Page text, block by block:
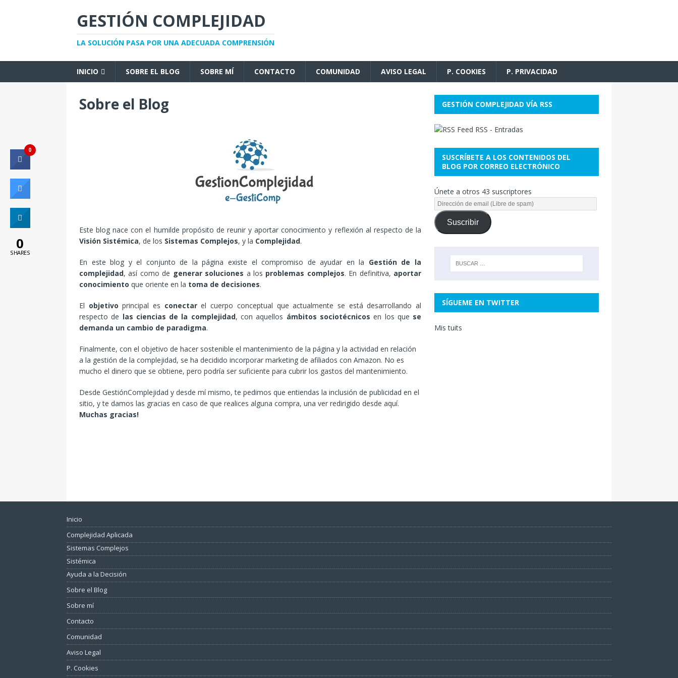
GESTIÓN COMPLEJIDAD
LA SOLUCIÓN PASA POR UNA ADECUADA COMPRENSIÓN
INICIO SOBRE EL BLOG SOBRE MÍ CONTACTO COMUNIDAD AVISO LEGAL P. COOKIES P. PRIVACIDAD
Sobre el Blog
Este blog nace con el humilde propósito de reunir y aportar conocimiento y reflexión al respecto de la
Visión Sistémica, de los Sistemas Complejos, y la Complejidad.
En este blog y el conjunto de la página existe el compromiso de ayudar en la Gestión de la
complejidad, así como de generar soluciones a los problemas complejos. En definitiva, aportar
conocimiento que oriente en la toma de decisiones.
El objetivo principal es conectarel cuerpo conceptual que actualmente se está desarrollando al
respecto de las ciencias de la complejidad, con aquellos ámbitos sociotécnicos en los que se
demanda un cambio de paradigma.
Finalmente, con el objetivo de hacer sostenible el mantenimiento de la página y la actividad en relación
a la gestión de la complejidad, se ha decidido incorporar marketing de afiliados con Amazon. No es
mucho el dinero que se obtiene, pero podría ser suficiente para cubrir los gastos del mantenimiento.
Desde GestiónComplejidad y desde mí mismo, te pedimos que entiendas la inclusión de publicidad en el
sitio, y te damos las gracias en caso de que realices alguna compra, una ver redirigido desde aquí.
Muchas gracias!
GESTIÓN COMPLEJIDAD VÍA RSS
RSS - Entradas
SUSCRÍBETE A LOS CONTENIDOS DEL
BLOG POR CORREO ELECTRÓNICO
Únete a otros 43 suscriptores
Suscribir
SÍGUEME EN TWITTER
Mis tuits
Inicio
Complejidad Aplicada
Sistemas Complejos
Sistémica
Ayuda a la Decisión
Sobre el Blog
Sobre mí
Contacto
Comunidad
Aviso Legal
P. Cookies
0
0
SHARES